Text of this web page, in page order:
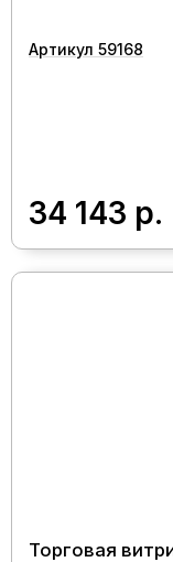
Артикул 59168
34 143 р.
Торговая